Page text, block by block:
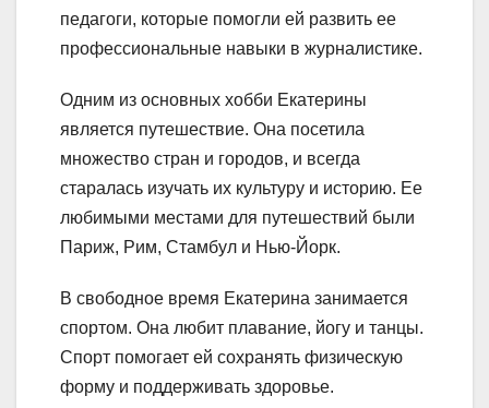
педагоги, которые помогли ей развить ее
профессиональные навыки в журналистике.
Одним из основных хобби Екатерины
является путешествие. Она посетила
множество стран и городов, и всегда
старалась изучать их культуру и историю. Ее
любимыми местами для путешествий были
Париж, Рим, Стамбул и Нью-Йорк.
В свободное время Екатерина занимается
спортом. Она любит плавание, йогу и танцы.
Спорт помогает ей сохранять физическую
форму и поддерживать здоровье.